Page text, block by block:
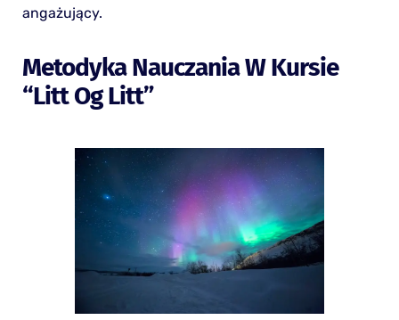
angażujący.
Metodyka Nauczania W Kursie
“Litt Og Litt”